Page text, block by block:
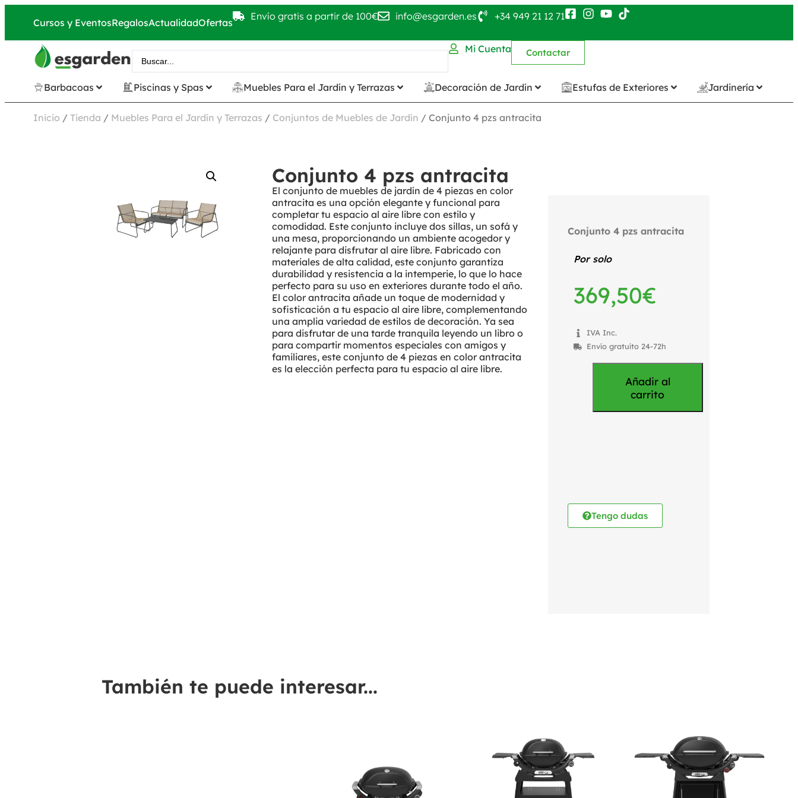
Cursos y EventosRegalosActualidadOfertas
Envío gratis a partir de 100€ info@esgarden.es +34 949 21 12 71
Mi Cuenta Contactar
Barbacoas Piscinas y Spas Muebles Para el Jardín y Terrazas Decoración de Jardín Estufas de Exteriores Jardinería
Inicio / Tienda / Muebles Para el Jardín y Terrazas / Conjuntos de Muebles de Jardín / Conjunto 4 pzs antracita
Conjunto 4 pzs antracita
El conjunto de muebles de jardín de 4 piezas en color
antracita es una opción elegante y funcional para
completar tu espacio al aire libre con estilo y
comodidad. Este conjunto incluye dos sillas, un sofá y
una mesa, proporcionando un ambiente acogedor y
relajante para disfrutar al aire libre. Fabricado con
materiales de alta calidad, este conjunto garantiza
durabilidad y resistencia a la intemperie, lo que lo hace
perfecto para su uso en exteriores durante todo el año.
El color antracita añade un toque de modernidad y
sofisticación a tu espacio al aire libre, complementando
una amplia variedad de estilos de decoración. Ya sea
para disfrutar de una tarde tranquila leyendo un libro o
para compartir momentos especiales con amigos y
familiares, este conjunto de 4 piezas en color antracita
es la elección perfecta para tu espacio al aire libre.
Conjunto 4 pzs antracita
Por solo
369,50€
IVA Inc.
Envío gratuíto 24-72h
Añadir al
carrito
Tengo dudas
También te puede interesar...